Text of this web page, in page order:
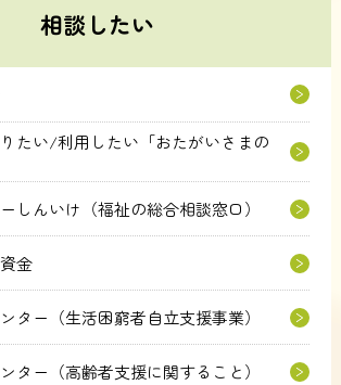
相談したい
たい/利用したい「おたがいさまの
しんいけ（福祉の総合相談窓口）
金
ター（生活困窮者自立支援事業）
ター（高齢者支援に関すること）